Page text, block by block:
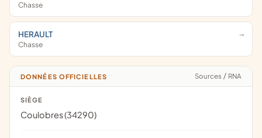
Chasse
HERAULT
Chasse
DONNÉES OFFICIELLES Sources / RNA
SIÈGE
Coulobres (34290)